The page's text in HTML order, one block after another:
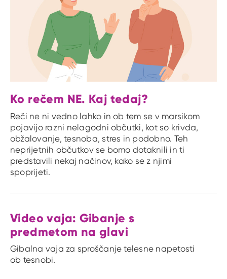
Ko rečem NE. Kaj tedaj?
Reči ne ni vedno lahko in ob tem se v marsikom
pojavijo razni nelagodni občutki, kot so krivda,
obžalovanje, tesnoba, stres in podobno. Teh
neprijetnih občutkov se bomo dotaknili in ti
predstavili nekaj načinov, kako se z njimi
spoprijeti.
Video vaja: Gibanje s
predmetom na glavi
Gibalna vaja za sproščanje telesne napetosti
ob tesnobi.